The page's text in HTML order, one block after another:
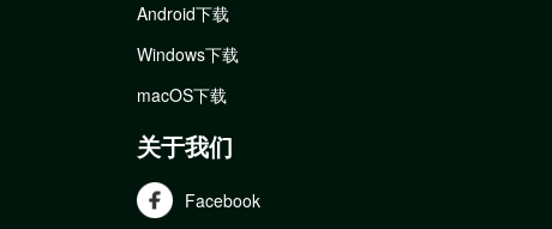
Android下载
Windows下载
macOS下载
关于我们
Facebook